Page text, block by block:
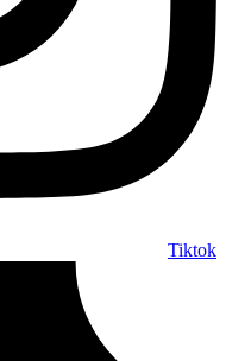
Tiktok